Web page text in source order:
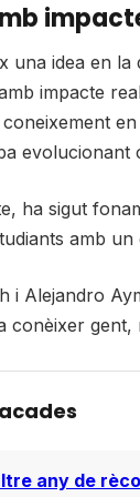
una idea en
impacte
evolucionant
ha sigut
amb
i Alejandro
conèixer
any de